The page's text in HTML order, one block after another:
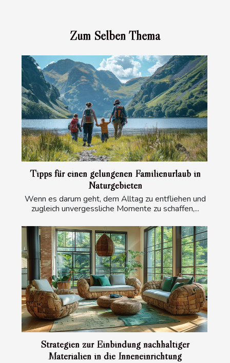
Zum Selben Thema
Tipps für einen gelungenen Familienurlaub in
Naturgebieten
Wenn es darum geht, dem Alltag zu entfliehen und
zugleich unvergessliche Momente zu schaffen,...
Strategien zur Einbindung nachhaltiger
Materialien in die Inneneinrichtung